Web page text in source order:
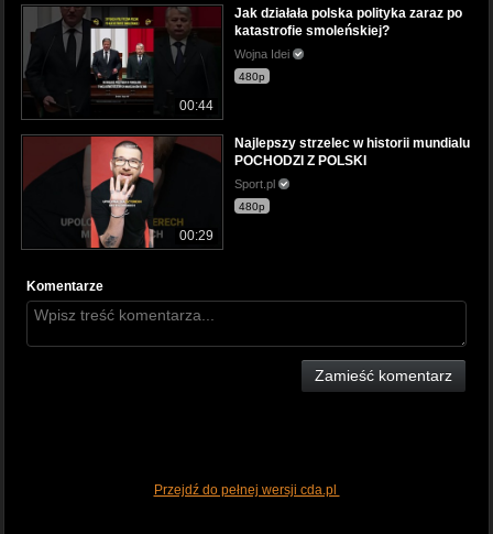
00:44
Jak działała polska polityka zaraz po
katastrofie smoleńskiej?
Wojna Idei
480p
00:29
Najlepszy strzelec w historii mundialu
POCHODZI Z POLSKI
Sport.pl
480p
Komentarze
Zamieść komentarz
Przejdź do pełnej wersji cda.pl